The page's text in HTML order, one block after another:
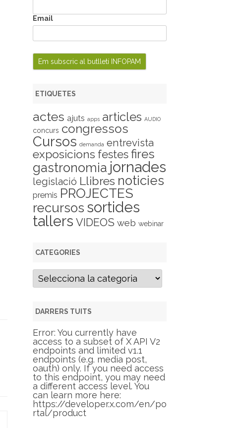
Email
ETIQUETES
actes ajuts apps articles AUDIO
concurs congressos
Cursos demanda entrevista
exposicions festes fires
gastronomia jornades
legislació Llibres noticies
premis PROJECTES
recursos sortides
tallers VIDEOS web webinar
CATEGORIES
C
g
r
i
e
s
DARRERS TUITS
Error: You currently have
access to a subset of X API V2
endpoints and limited v1.1
endpoints (e.g. media post,
oauth) only. If you need access
to this endpoint, you may need
a different access level. You
can learn more here:
https://developer.x.com/en/po
rtal/product